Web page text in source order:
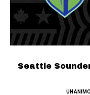
Seattle